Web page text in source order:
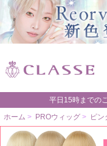
平日15時までの
ホーム > PROウィッグ > ピン